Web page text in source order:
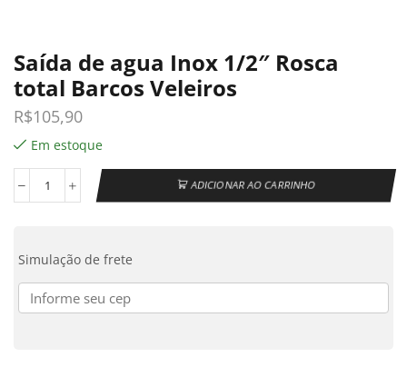
Saída de agua Inox 1/2″ Rosca
total Barcos Veleiros
R$105,90
Em estoque
ADICIONAR AO CARRINHO
Simulação de frete